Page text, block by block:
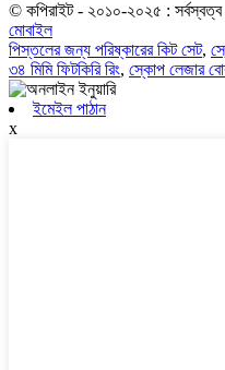
© কপিরাইট - ২০১০-২০২৫ : সর্বস্বত্ব
মোবাইল
পিস্তলের জন্য পরিষ্কারের কিট সেট,
৩৪ মিমি ফিটকিরি রিং, স্কোপ লেজার
ইমেইল পাঠান
x